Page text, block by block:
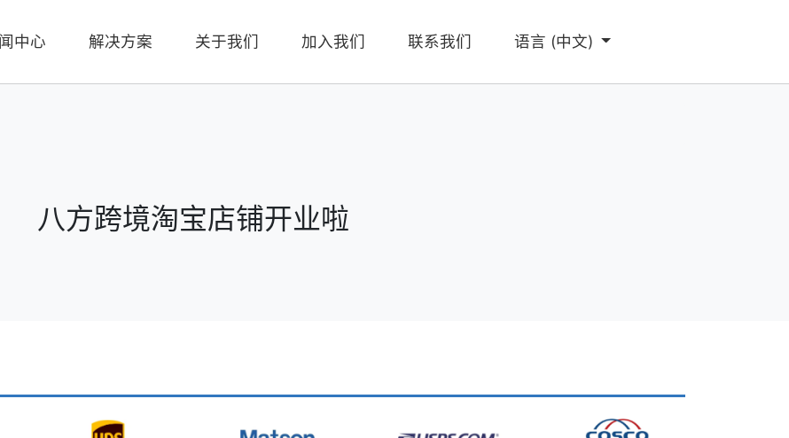
中心 解决方案 关于我们 加入我们 联系我们 语言 (中文)
八方跨境淘宝店铺开业啦